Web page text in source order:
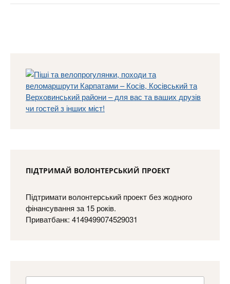
ПІДТРИМАЙ ВОЛОНТЕРСЬКИЙ ПРОЕКТ
Підтримати волонтерський проект без жодного
фінансування за 15 років.
Приватбанк: 4149499074529031